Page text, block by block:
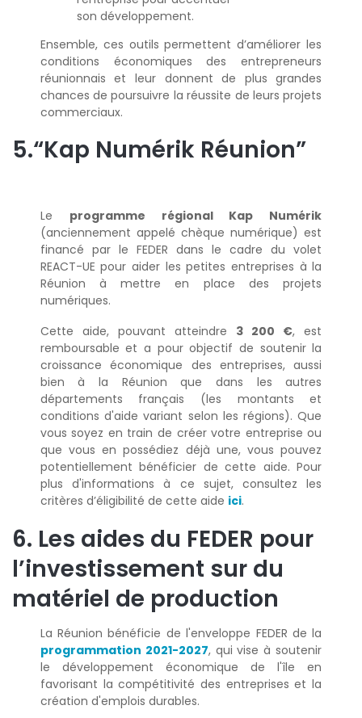
son développement.
Ensemble, ces outils permettent d’améliorer les
conditions économiques des entrepreneurs
réunionnais et leur donnent de plus grandes
chances de poursuivre la réussite de leurs projets
commerciaux.
5.“Kap Numérik Réunion”
Le programme régional Kap Numérik
(anciennement appelé chèque numérique) est
financé par le FEDER dans le cadre du volet
REACT-UE pour aider les petites entreprises à la
Réunion à mettre en place des projets
numériques.
Cette aide, pouvant atteindre 3 200 €, est
remboursable et a pour objectif de soutenir la
croissance économique des entreprises, aussi
bien à la Réunion que dans les autres
départements français (les montants et
conditions d'aide variant selon les régions). Que
vous soyez en train de créer votre entreprise ou
que vous en possédiez déjà une, vous pouvez
potentiellement bénéficier de cette aide. Pour
plus d'informations à ce sujet, consultez les
critères d’éligibilité de cette aide ici.
6. Les aides du FEDER pour
l’investissement sur du
matériel de production
La Réunion bénéficie de l'enveloppe FEDER de la
programmation 2021-2027, qui vise à soutenir
le développement économique de l'île en
favorisant la compétitivité des entreprises et la
création d'emplois durables.